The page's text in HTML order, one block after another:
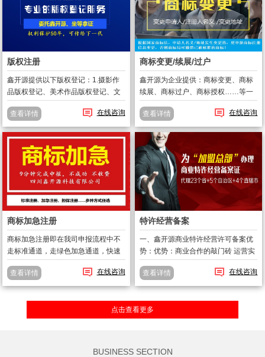
版权注册
鑫开源提供以下版权登记：1.摄影作
品版权登记、美术作品版权登记、文
权、影视作品版权登记、录音制品版
权登记、网站软件著作权登记；2.版
权转让、版权变更。版权有效期：1、
自然...
在线咨询
查看详情
商标变更/续展/过户
鑫开源为企业提供：商标变更、商标
续展、商标过户、商标授权……等一
标撤三、商标答辩、商标异议等。
一、什么情况下，商标需要及时做变
更？1、 公司名称工商登记发生变
化；2、 ...
在线咨询
查看详情
商标加急注册
商标加急注册即在我司申报流程中不
走标准通道，走绿色加急通道，快速
成申报。正常申报需要3天的，鑫开源
承诺9分钟完成注册申报。在申报时间
在线咨询
查看详情
特许经营备案
一、鑫开源商业特许经营许可备案优
势：优势：商业合作的敲门砖 运营实
利依据合法：合法合规的重要凭证 行
业进入必备前置二、什么是商业特许
在线咨询
查看详情
点击查看更多
BUSINESS SECTION